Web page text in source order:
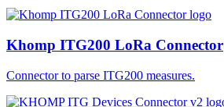
Khomp ITG200 LoRa Connector
Connector to parse ITG200 measures.